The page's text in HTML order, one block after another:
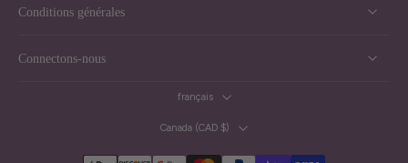
Conditions générales
Connectons-nous
français
Canada ‎(CAD $)‎